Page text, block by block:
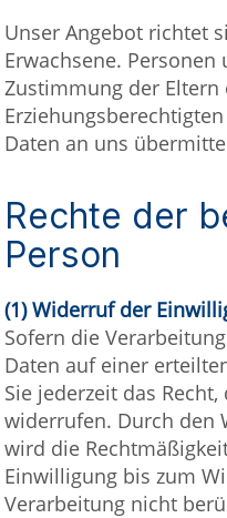
Unser Angebot richtet
Erwachsene.
Zustimmung der Eltern
Daten an uns
Rechte der
Person
(1) Widerruf der
Sofern die
Daten auf einer
Sie jederzeit das
widerrufen. Durch den
wird die
Einwilligung bis zum
Verarbeitung nicht